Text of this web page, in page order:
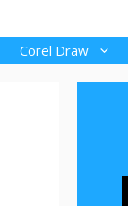
Corel Draw